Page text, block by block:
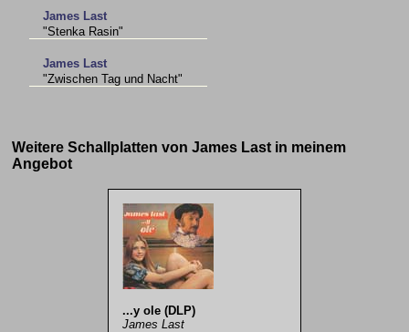
James Last
"Stenka Rasin"
James Last
"Zwischen Tag und Nacht"
Weitere Schallplatten von James Last in meinem
Angebot
...y ole (DLP)
James Last